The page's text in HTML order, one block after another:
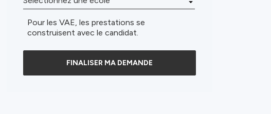
Pour les VAE, les prestations se
construisent avec le candidat.
FINALISER MA DEMANDE